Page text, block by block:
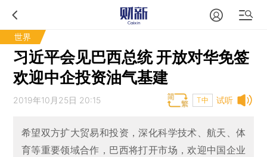
世界
习近平会见巴西总统 开放对华免签
欢迎中企投资油气基建
试听
2019年10月25日 20:15 T中
希望双方扩大贸易和投资，深化科学技术、航天、体
育等重要领域合作，巴西将打开市场，欢迎中国企业